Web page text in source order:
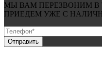
МЫ ВАМ ПЕРЕЗВОНИМ В
ПРИЕДЕМ УЖЕ С